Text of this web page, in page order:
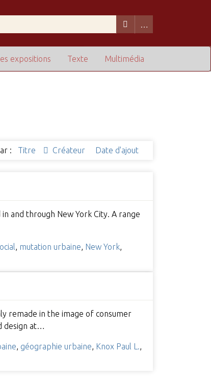
Multimédia
Texte
expositions
: Titre Créateur Date d'ajout
and through New York City. A range
mutation urbaine New York,
remade in the image of consumer
design at…
, géographie urbaine, Knox Paul L.,